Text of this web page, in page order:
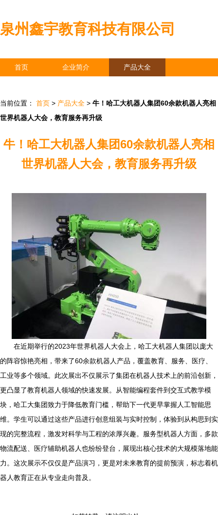
泉州鑫宇教育科技有限公司
首页 企业简介 产品大全
当前位置： 首页 > 产品大全 > 牛！哈工大机器人集团60余款机器人亮相
世界机器人大会，教育服务再升级
牛！哈工大机器人集团60余款机器人亮相
世界机器人大会，教育服务再升级
在近期举行的2023年世界机器人大会上，哈工大机器人集团以庞大
的阵容惊艳亮相，带来了60余款机器人产品，覆盖教育、服务、医疗、
工业等多个领域。此次展出不仅展示了集团在机器人技术上的前沿创新，
更凸显了教育机器人领域的快速发展。从智能编程套件到交互式教学模
块，哈工大集团致力于降低教育门槛，帮助下一代更早掌握人工智能思
维。学生可以通过这些产品进行创意组装与实时控制，体验到从构思到实
现的完整流程，激发对科学与工程的浓厚兴趣。服务型机器人方面，多款
物流配送、医疗辅助机器人也纷纷登台，展现出核心技术的大规模落地能
力。这次展示不仅仅是产品演习，更是对未来教育的提前预演，标志着机
器人教育正在从专业走向普及。